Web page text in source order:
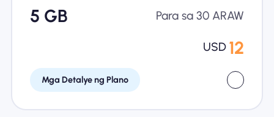
5 GB Para sa 30 ARAW
USD 12
Mga Detalye ng Plano